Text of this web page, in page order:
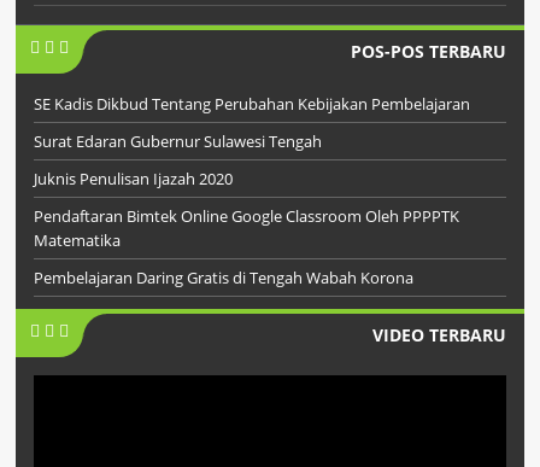
POS-POS TERBARU
SE Kadis Dikbud Tentang Perubahan Kebijakan Pembelajaran
Surat Edaran Gubernur Sulawesi Tengah
Juknis Penulisan Ijazah 2020
Pendaftaran Bimtek Online Google Classroom Oleh PPPPTK
Matematika
Pembelajaran Daring Gratis di Tengah Wabah Korona
VIDEO TERBARU